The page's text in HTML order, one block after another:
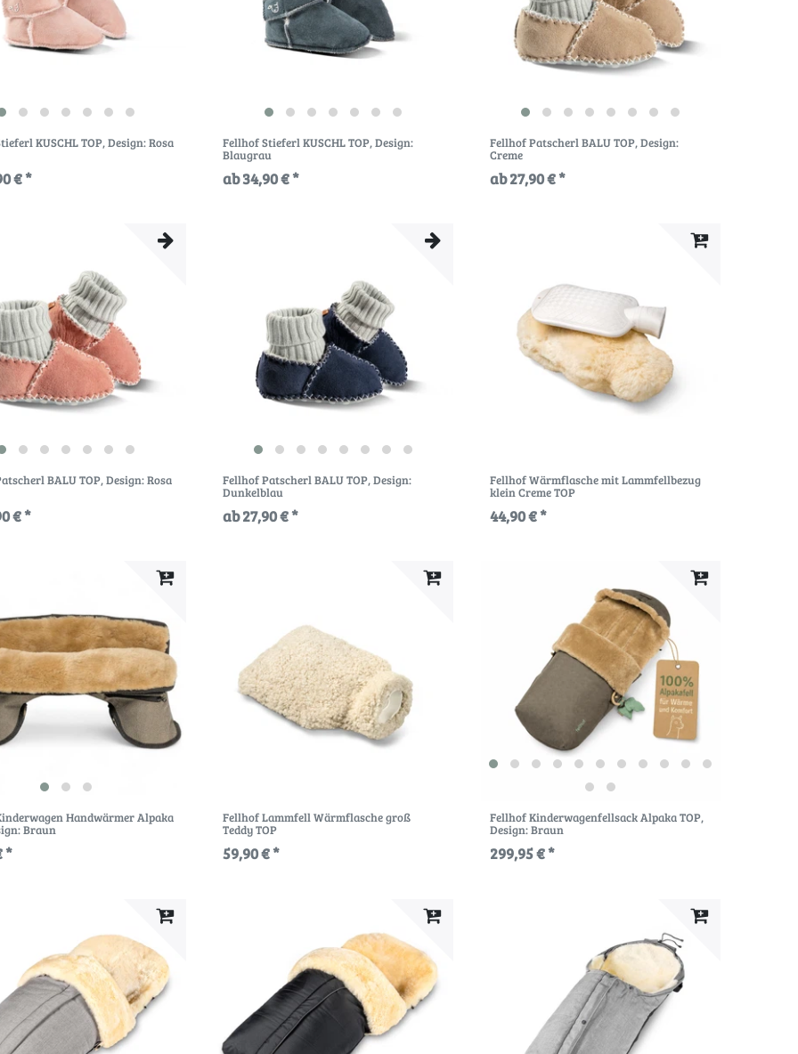
KUSCHL TOP, Design: Rosa
€ *
Fellhof Stieferl KUSCHL TOP, Design:
Blaugrau
ab 34,90 € *
Fellhof Patscherl BALU TOP, Design:
Creme
ab 27,90 € *
BALU TOP, Design: Rosa
€ *
Fellhof Patscherl BALU TOP, Design:
Dunkelblau
ab 27,90 € *
Fellhof Wärmflasche mit Lammfellbezug
klein Creme TOP
44,90 € *
Handwärmer Alpaka
Braun
*
Fellhof Lammfell Wärmflasche groß
Teddy TOP
59,90 € *
Fellhof Kinderwagenfellsack Alpaka TOP,
Design: Braun
299,95 € *